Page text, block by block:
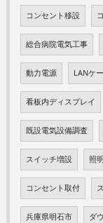
コンセント移設
総合病院電気工事
動力電源 LANケ
看板内ディスプレイ
既設電気設備調査
スイッチ増設 照
コンセント取付
兵庫県明石市 ダ